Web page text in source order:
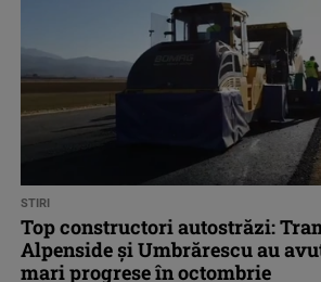
STIRI
Top constructori autostrăzi:
Alpenside şi Umbrărescu au
mari progrese în octombrie